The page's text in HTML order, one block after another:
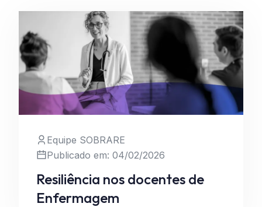
Equipe SOBRARE
Publicado em: 04/02/2026
Resiliência nos docentes de
Enfermagem